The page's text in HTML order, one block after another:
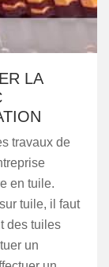
LA
travaux de
en tuile.
tuile, il faut
des tuiles
un